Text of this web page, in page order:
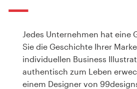
Jedes Unternehmen hat eine
Sie die Geschichte Ihrer
individuellen Business
authentisch zum Leben
einem Designer von
Design-
Leistungen